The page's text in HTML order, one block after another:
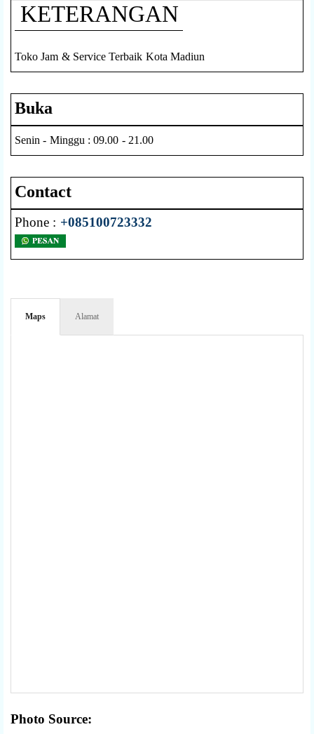
KETERANGAN
Toko Jam & Service Terbaik Kota Madiun
Buka
Senin - Minggu : 09.00 - 21.00
Contact
Phone : +085100723332
Maps Alamat
Photo Source: